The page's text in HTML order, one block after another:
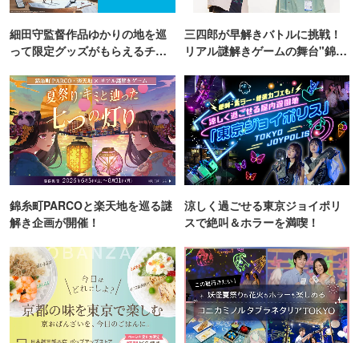
細田守監督作品ゆかりの地を巡
って限定グッズがもらえるチャ
三四郎が早解きバトルに挑戦！
リアル謎解きゲームの舞台"錦糸
錦糸町PARCOと楽天地を巡る謎
解き企画が開催！
涼しく過ごせる東京ジョイポリ
スで絶叫＆ホラーを満喫！